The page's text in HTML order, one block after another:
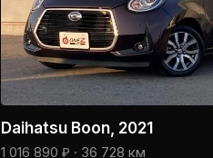
Daihatsu Boon , 2021
1 016 890 ₽ · 36 728 км